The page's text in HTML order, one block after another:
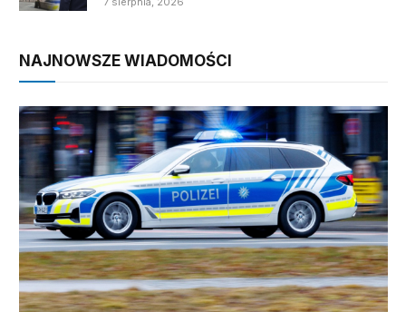
NAJNOWSZE WIADOMOŚCI